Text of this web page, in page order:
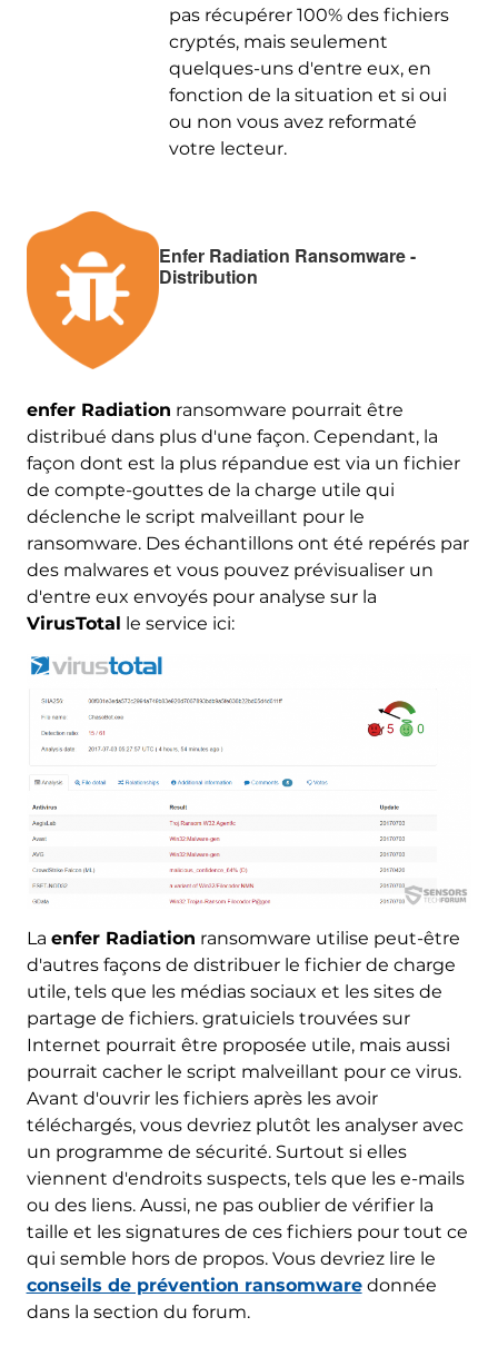
pas récupérer 100% des fichiers
cryptés, mais seulement
quelques-uns d'entre eux, en
fonction de la situation et si oui
ou non vous avez reformaté
votre lecteur.
Enfer Radiation Ransomware -
Distribution
enfer Radiation ransomware pourrait être
distribué dans plus d'une façon. Cependant, la
façon dont est la plus répandue est via un fichier
de compte-gouttes de la charge utile qui
déclenche le script malveillant pour le
ransomware. Des échantillons ont été repérés par
des malwares et vous pouvez prévisualiser un
d'entre eux envoyés pour analyse sur la
VirusTotal le service ici:
La enfer Radiation ransomware utilise peut-être
d'autres façons de distribuer le fichier de charge
utile, tels que les médias sociaux et les sites de
partage de fichiers. gratuiciels trouvées sur
Internet pourrait être proposée utile, mais aussi
pourrait cacher le script malveillant pour ce virus.
Avant d'ouvrir les fichiers après les avoir
téléchargés, vous devriez plutôt les analyser avec
un programme de sécurité. Surtout si elles
viennent d'endroits suspects, tels que les e-mails
ou des liens. Aussi, ne pas oublier de vérifier la
taille et les signatures de ces fichiers pour tout ce
qui semble hors de propos. Vous devriez lire le
conseils de prévention ransomwaredonnée
dans la section du forum.